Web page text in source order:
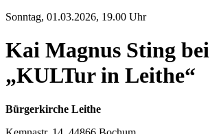
Sonntag, 01.03.2026, 19.00 Uhr
Kai Magnus Sting bei
„KULTur in Leithe“
Bürgerkirche Leithe